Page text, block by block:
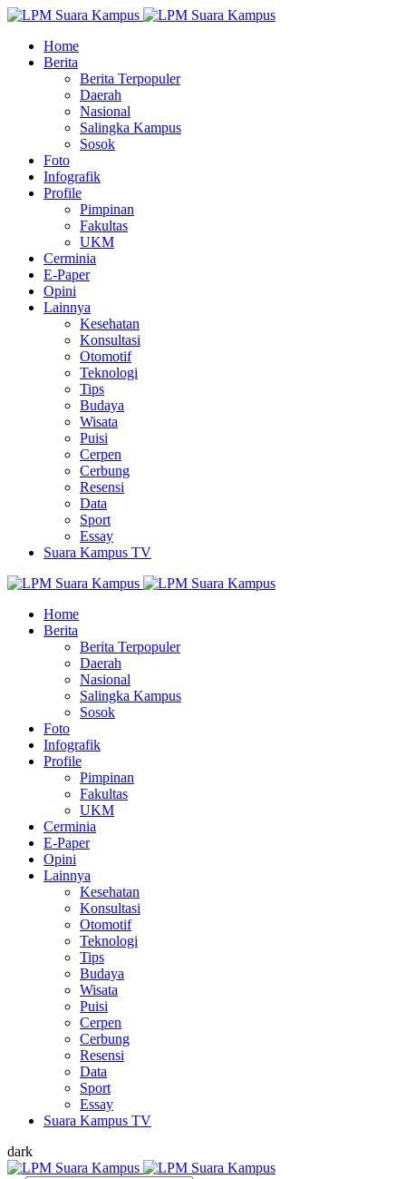
Home
Berita
Berita Terpopuler
Daerah
Nasional
Salingka Kampus
Sosok
Foto
Infografik
Profile
Pimpinan
Fakultas
UKM
Cerminia
E-Paper
Opini
Lainnya
Kesehatan
Konsultasi
Otomotif
Teknologi
Tips
Budaya
Wisata
Puisi
Cerpen
Cerbung
Resensi
Data
Sport
Essay
Suara Kampus TV
Home
Berita
Berita Terpopuler
Daerah
Nasional
Salingka Kampus
Sosok
Foto
Infografik
Profile
Pimpinan
Fakultas
UKM
Cerminia
E-Paper
Opini
Lainnya
Kesehatan
Konsultasi
Otomotif
Teknologi
Tips
Budaya
Wisata
Puisi
Cerpen
Cerbung
Resensi
Data
Sport
Essay
Suara Kampus TV
dark